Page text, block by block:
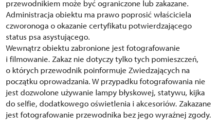
przewodnikiem może być ograniczone lub zakazane.
Administracja obiektu ma prawo poprosić właściciela
czworonoga o okazanie certyfikatu potwierdzającego
status psa asystującego.
Wewnątrz obiektu zabronione jest fotografowanie
i filmowanie. Zakaz nie dotyczy tylko tych pomieszczeń,
o których przewodnik poinformuje Zwiedzających na
początku oprowadzania. W przypadku fotografowania nie
jest dozwolone używanie lampy błyskowej, statywu, kijka
do selfie, dodatkowego oświetlenia i akcesoriów. Zakazane
jest fotografowanie przewodnika bez jego wyraźnej zgody.